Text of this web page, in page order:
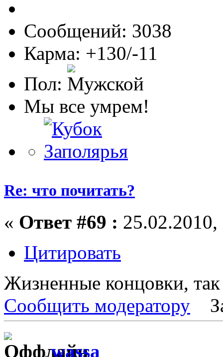
Сообщений: 3038
Карма: +130/-11
Пол:
Мы все умрем!
Re: что почитать?
« Ответ #69 :
Цитировать
Жизненные концовки, так
Сообщить модератору
wassa